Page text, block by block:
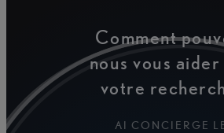
Comment
nous vous aider
votre
AI CONCIERGE